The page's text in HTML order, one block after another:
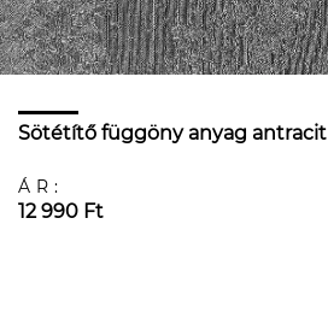
Sötétítő függöny anyag
ÁR:
12 990 Ft